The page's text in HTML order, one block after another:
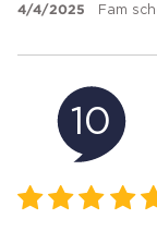
4/4/2025 Fam
10